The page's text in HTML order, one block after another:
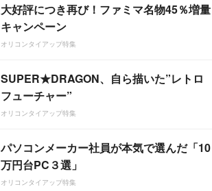
大好評につき再び！ファミマ名物45％増量
キャンペーン
オリコンタイアップ特集
SUPER★DRAGON、自ら描いた”レトロ
フューチャー”
オリコンタイアップ特集
パソコンメーカー社員が本気で選んだ「10
万円台PC３選」
オリコンタイアップ特集